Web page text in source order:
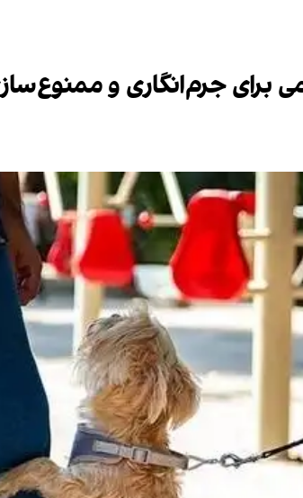
برای جرم‌انگاری و